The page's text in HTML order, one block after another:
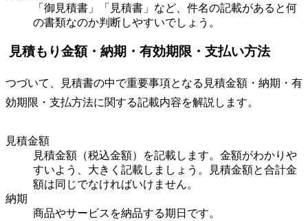
「御見積書」「見積書」など、件名の記載があると何
の書類なのか判断しやすいでしょう。
見積もり金額・納期・有効期限・支払い方法
つづいて、見積書の中で重要事項となる見積金額・納期・有
効期限・支払方法に関する記載内容を解説します。
見積金額
見積金額（税込金額）を記載します。金額がわかりや
すいよう、大きく記載しましょう。見積金額と合計金
額は同じでなければいけません。
納期
商品やサービスを納品する期日です。